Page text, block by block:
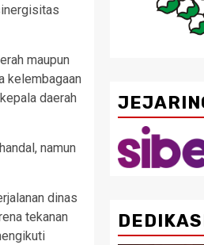
maupun
kelembagaan
daerah
namun
dinas
tekanan